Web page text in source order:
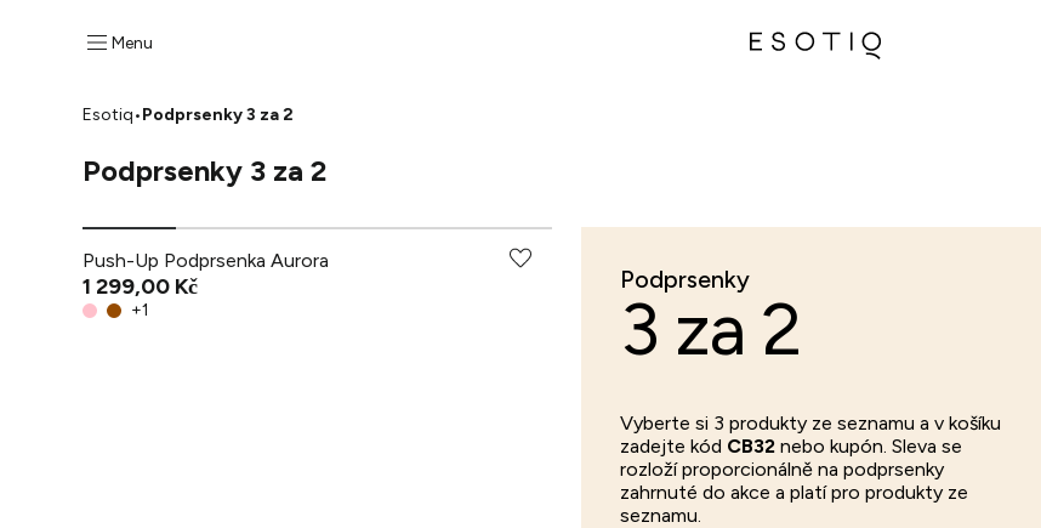
Menu
Esotiq•Podprsenky 3 za 2
Podprsenky 3 za 2
Push-Up Podprsenka Aurora
1 299,00 Kč
+1
Podprsenky
3 za 2
Vyberte si 3 produkty ze seznamu a v košíku
zadejte kód CB32nebo kupón. Sleva se
rozloží proporcionálně na podprsenky
zahrnuté do akce a platí pro produkty ze
seznamu.